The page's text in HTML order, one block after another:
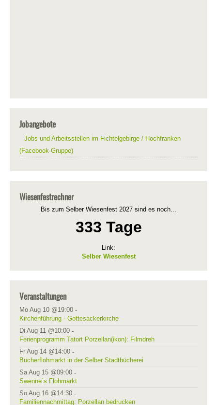
Jobangebote
Jobs und Arbeitsstellen im Fichtelgebirge / Hochfranken
(Facebook-Gruppe)
Wiesenfestrechner
Bis zum Selber Wiesenfest 2027 sind es noch...
333 Tage
Link:
Selber Wiesenfest
Veranstaltungen
Mo Aug 10 @19:00 -
Kirchenführung - Gottesackerkirche
Di Aug 11 @10:00 -
Ferienprogramm Tatort Porzellan(ikon): Filmdreh
Fr Aug 14 @14:00 -
Bücherflohmarkt in der Selber Stadtbücherei
Sa Aug 15 @09:00 -
Swenne´s Flohmarkt
So Aug 16 @14:30 -
Familiennachmittag: Porzellan bedrucken